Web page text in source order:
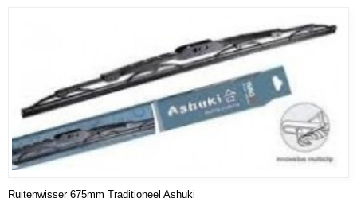
Ruitenwisser 675mm Traditioneel Ashuki